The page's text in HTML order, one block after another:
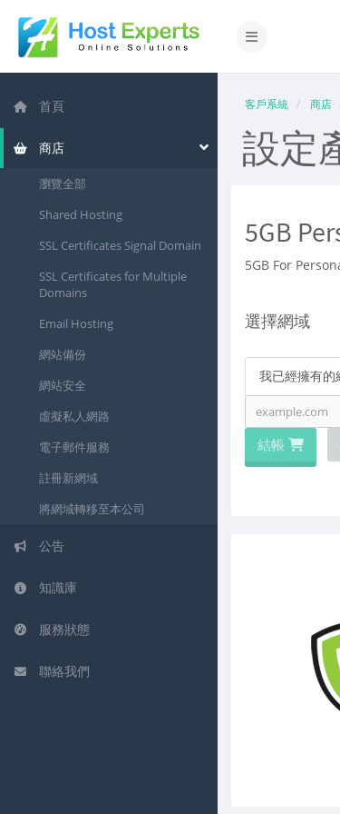
切換導覽
首頁
商店
瀏覽全部
Shared Hosting
SSL Certificates Signal Domain
SSL Certificates for Multiple
Domains
Email Hosting
網站備份
網站安全
虛擬私人網路
電子郵件服務
註冊新網域
將網域轉移至本公司
公告
知識庫
服務狀態
聯絡我們
客戶系統 商店
設定
5GB
5GB For
選擇網域
我已經擁有的
結帳